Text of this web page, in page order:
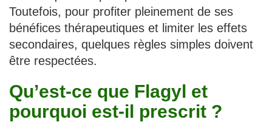
Toutefois, pour profiter pleinement de ses
bénéfices thérapeutiques et limiter les effets
secondaires, quelques règles simples doivent
être respectées.
Qu’est-ce que Flagyl et
pourquoi est-il prescrit ?